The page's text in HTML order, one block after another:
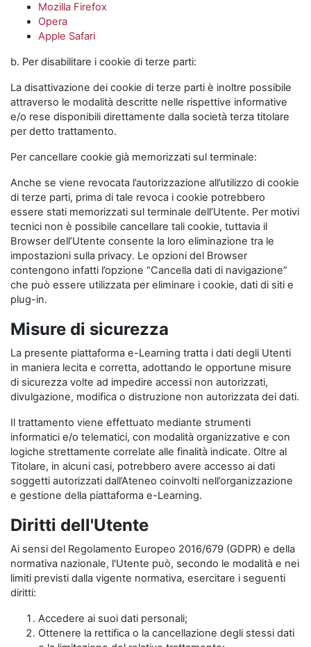
Mozilla Firefox
Opera
Apple Safari
b. Per disabilitare i cookie di terze parti:
La disattivazione dei cookie di terze parti è inoltre possibile
attraverso le modalità descritte nelle rispettive informative
e/o rese disponibili direttamente dalla società terza titolare
per detto trattamento.
Per cancellare cookie già memorizzati sul terminale:
Anche se viene revocata l’autorizzazione all’utilizzo di cookie
di terze parti, prima di tale revoca i cookie potrebbero
essere stati memorizzati sul terminale dell’Utente. Per motivi
tecnici non è possibile cancellare tali cookie, tuttavia il
Browser dell’Utente consente la loro eliminazione tra le
impostazioni sulla privacy. Le opzioni del Browser
contengono infatti l’opzione “Cancella dati di navigazione”
che può essere utilizzata per eliminare i cookie, dati di siti e
plug-in.
Misure di sicurezza
La presente piattaforma e-Learning tratta i dati degli Utenti
in maniera lecita e corretta, adottando le opportune misure
di sicurezza volte ad impedire accessi non autorizzati,
divulgazione, modifica o distruzione non autorizzata dei dati.
Il trattamento viene effettuato mediante strumenti
informatici e/o telematici, con modalità organizzative e con
logiche strettamente correlate alle finalità indicate. Oltre al
Titolare, in alcuni casi, potrebbero avere accesso ai dati
soggetti autorizzati dall’Ateneo coinvolti nell’organizzazione
e gestione della piattaforma e-Learning.
Diritti dell'Utente
Ai sensi del Regolamento Europeo 2016/679 (GDPR) e della
normativa nazionale, l'Utente può, secondo le modalità e nei
limiti previsti dalla vigente normativa, esercitare i seguenti
diritti:
Accedere ai suoi dati personali;
Ottenere la rettifica o la cancellazione degli stessi dati